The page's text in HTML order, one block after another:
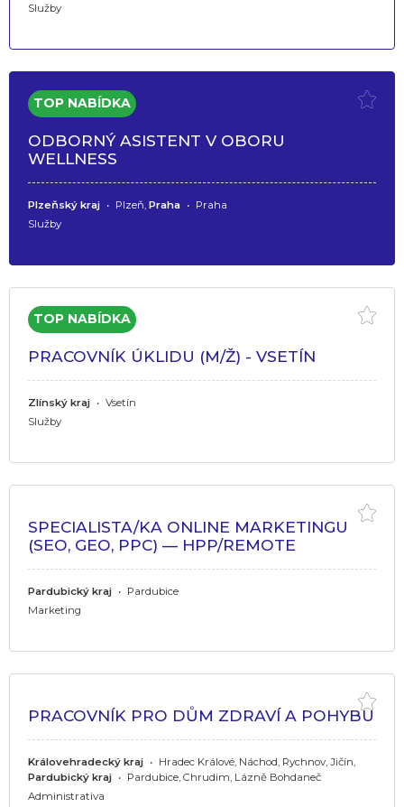
Služby
ODBORNÝ ASISTENT V OBORU
WELLNESS
Plzeňský kraj • Plzeň, Praha • Praha
Služby
PRACOVNÍK ÚKLIDU (M/Ž) - VSETÍN
Zlínský kraj • Vsetín
Služby
SPECIALISTA/KA ONLINE MARKETINGU
(SEO, GEO, PPC) — HPP/REMOTE
Pardubický kraj • Pardubice
Marketing
PRACOVNÍK PRO DŮM ZDRAVÍ A POHYBU
Královehradecký kraj • Hradec Králové, Náchod, Rychnov, Jičín,
Pardubický kraj • Pardubice, Chrudim, Lázně Bohdaneč
Administrativa